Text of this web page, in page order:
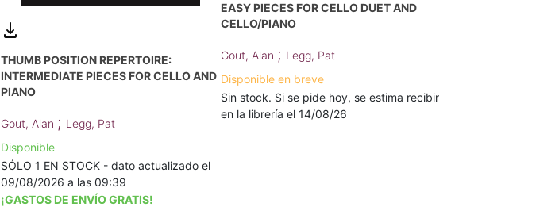
THUMB POSITION REPERTOIRE:
INTERMEDIATE PIECES FOR CELLO AND
PIANO
Gout, Alan ; Legg, Pat
Disponible
SÓLO 1 EN STOCK - dato actualizado el
09/08/2026 a las 09:39
¡GASTOS DE ENVÍO GRATIS!
EASY PIECES FOR CELLO DUET AND
CELLO/PIANO
Gout, Alan ; Legg, Pat
Disponible en breve
Sin stock. Si se pide hoy, se estima recibir
en la librería el 14/08/26